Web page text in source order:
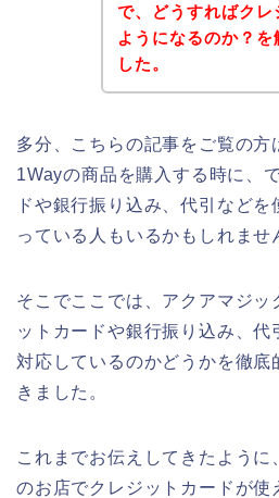
で、どうすればク
ようになるのか？
した。
多分、こちらの記事をご覧の方
1Wayの商品を購入する時に、
ドや銀行振り込み、代引など
っている人もいるかもしれませ
そこでここでは、アクアマジッ
ットカードや銀行振り込み、代
対応しているのかどうかを徹底
きました。
これまでお伝えしてきたよう
のお店でクレジットカードが使